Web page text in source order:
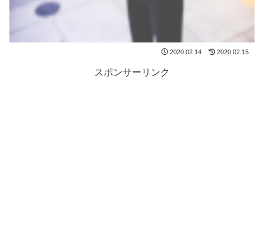
2020.02.14 2020.02.15
スポンサーリンク